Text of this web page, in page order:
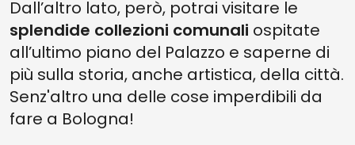
Dall’altro lato, però, potrai visitare le
splendide collezioni comunali ospitate
all’ultimo piano del Palazzo e saperne di
più sulla storia, anche artistica, della città.
Senz'altro una delle cose imperdibili da
fare a Bologna!